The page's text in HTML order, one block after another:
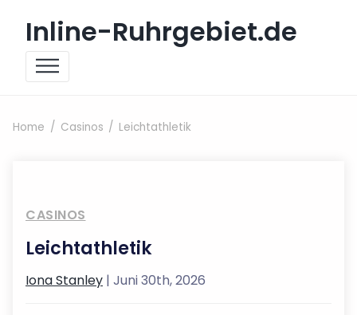
Inline-Ruhrgebiet.de
Home Casinos Leichtathletik
CASINOS
Leichtathletik
Iona Stanley | Juni 30th, 2026